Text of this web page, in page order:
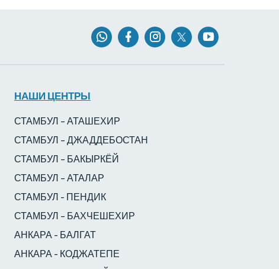
НАШИ ЦЕНТРЫ
СТАМБУЛ – АТАШЕХИР
СТАМБУЛ – ДЖАДДЕБОСТАН
СТАМБУЛ – БАКЫРКЁЙ
СТАМБУЛ – АТАЛАР
СТАМБУЛ - ПЕНДИК
СТАМБУЛ – БАХЧЕШЕХИР
АНКАРА - БАЛГАТ
АНКАРА - КОДЖАТЕПЕ